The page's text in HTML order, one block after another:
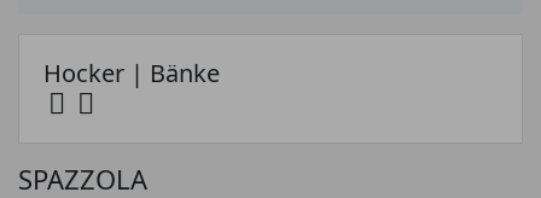
Hocker | Bänke
 
SPAZZOLA